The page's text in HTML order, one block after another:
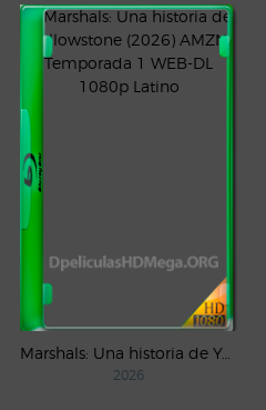
Marshals: Una historia de Yellowstone (2026) AMZN Temporada 1 WEB-DL 1080p Latino
2026